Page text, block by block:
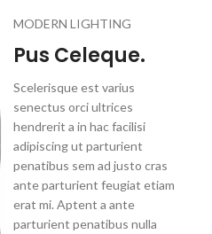
MODERN LIGHTING
Pus Celeque.
Scelerisque est varius
senectus orci ultrices
hendrerit a in hac facilisi
adipiscing ut parturient
penatibus sem ad justo cras
ante parturient feugiat etiam
erat mi. Aptent a ante
parturient penatibus nulla